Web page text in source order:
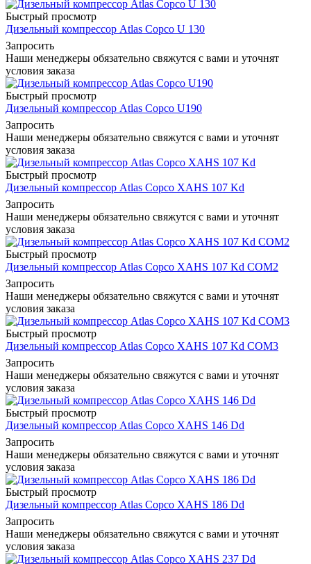
Быстрый просмотр
Дизельный компрессор Atlas Copco U 130
Запросить
Наши менеджеры обязательно свяжутся с вами и уточнят
условия заказа
Быстрый просмотр
Дизельный компрессор Atlas Copco U190
Запросить
Наши менеджеры обязательно свяжутся с вами и уточнят
условия заказа
Быстрый просмотр
Дизельный компрессор Atlas Copco XAHS 107 Kd
Запросить
Наши менеджеры обязательно свяжутся с вами и уточнят
условия заказа
Быстрый просмотр
Дизельный компрессор Atlas Copco XAHS 107 Kd COM2
Запросить
Наши менеджеры обязательно свяжутся с вами и уточнят
условия заказа
Быстрый просмотр
Дизельный компрессор Atlas Copco XAHS 107 Kd COM3
Запросить
Наши менеджеры обязательно свяжутся с вами и уточнят
условия заказа
Быстрый просмотр
Дизельный компрессор Atlas Copco XAHS 146 Dd
Запросить
Наши менеджеры обязательно свяжутся с вами и уточнят
условия заказа
Быстрый просмотр
Дизельный компрессор Atlas Copco XAHS 186 Dd
Запросить
Наши менеджеры обязательно свяжутся с вами и уточнят
условия заказа